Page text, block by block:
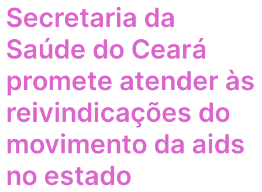
Secretaria da
Saúde do Ceará
promete atender às
reivindicações do
movimento da aids
no estado